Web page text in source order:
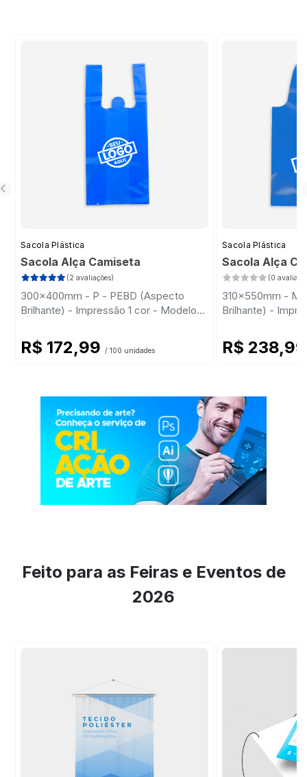
Sacola Plástica
Sacola Alça Camiseta
(2 avaliações)
300x400mm - P - PEBD (Aspecto
Brilhante) - Impressão 1 cor - Modelo
R$ 172,99 / 100 unidades
Sacola Plástica
Sacola Alça
(0
310x550mm - M
Brilhante) -
R$
Feito para as Feiras e Eventos de
2026